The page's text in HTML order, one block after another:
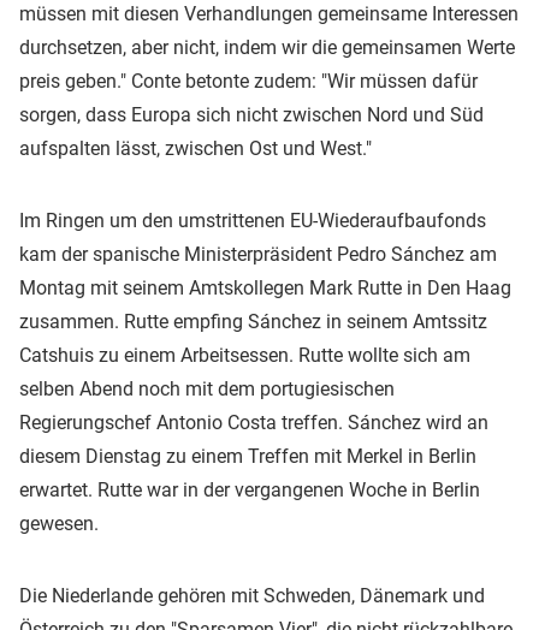
müssen mit diesen Verhandlungen gemeinsame Interessen
durchsetzen, aber nicht, indem wir die gemeinsamen Werte
preis geben." Conte betonte zudem: "Wir müssen dafür
sorgen, dass Europa sich nicht zwischen Nord und Süd
aufspalten lässt, zwischen Ost und West."
Im Ringen um den umstrittenen EU-Wiederaufbaufonds
kam der spanische Ministerpräsident Pedro Sánchez am
Montag mit seinem Amtskollegen Mark Rutte in Den Haag
zusammen. Rutte empfing Sánchez in seinem Amtssitz
Catshuis zu einem Arbeitsessen. Rutte wollte sich am
selben Abend noch mit dem portugiesischen
Regierungschef Antonio Costa treffen. Sánchez wird an
diesem Dienstag zu einem Treffen mit Merkel in Berlin
erwartet. Rutte war in der vergangenen Woche in Berlin
gewesen.
Die Niederlande gehören mit Schweden, Dänemark und